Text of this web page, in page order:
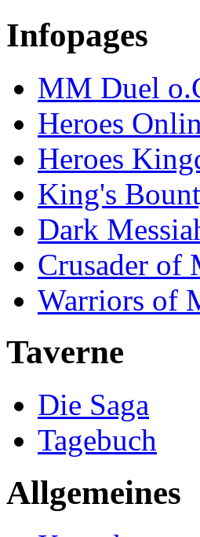
Infopages
MM Duel
Heroes
Heroes
King's
Dark
Crusader of
Warriors of
Taverne
Die Saga
Tagebuch
Allgemeines